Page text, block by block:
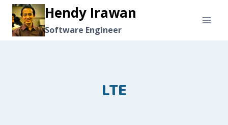
Skip
content
Hendy Irawan
Software Engineer
LTE